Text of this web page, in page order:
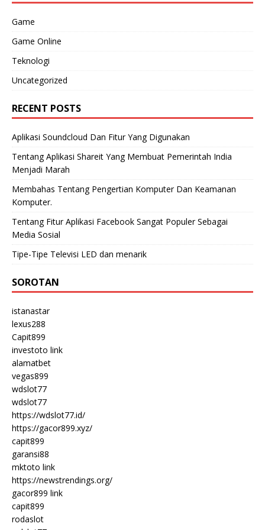
Game
Game Online
Teknologi
Uncategorized
RECENT POSTS
Aplikasi Soundcloud Dan Fitur Yang Digunakan
Tentang Aplikasi Shareit Yang Membuat Pemerintah India
Menjadi Marah
Membahas Tentang Pengertian Komputer Dan Keamanan
Komputer.
Tentang Fitur Aplikasi Facebook Sangat Populer Sebagai
Media Sosial
Tipe-Tipe Televisi LED dan menarik
SOROTAN
istanastar
lexus288
Capit899
investoto link
alamatbet
vegas899
wdslot77
wdslot77
https://wdslot77.id/
https://gacor899.xyz/
capit899
garansi88
mktoto link
https://newstrendings.org/
gacor899 link
capit899
rodaslot